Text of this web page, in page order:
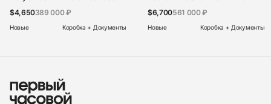
$4,650389 000 ₽
Новые Коробка + Документы
$6,700561 000 ₽
Новые Коробка + Документы